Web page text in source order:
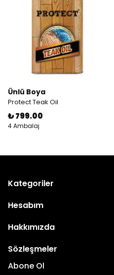
Ünlü Boya
Protect Teak Oil
₺ 799.00
4 Ambalaj
Kategoriler
Hesabım
Hakkımızda
Sözleşmeler
Abone Ol